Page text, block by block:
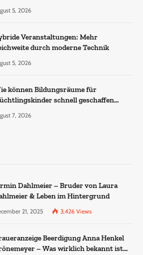
5, 2026
Veranstaltungen: Mehr
durch moderne Technik
5, 2026
können Bildungsräume für
schnell geschaffen
7, 2026
Dahlmeier – Bruder von Laura
& Leben im Hintergrund
21, 2025 3,426 Views
Beerdigung Anna Henkel
– Was wirklich bekannt ist